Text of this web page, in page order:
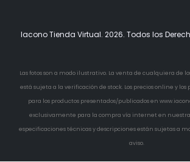
Iacono Tienda Virtual. 2026. Todos los
Las fotos son a modo ilustrativo. La venta de cualquiera de
está sujeta a la verificación de stock. Los precios online y
para los productos presentados/publicados en
exclusivamente para la compra vía internet en
especificaciones técnicas y descripciones están sujetas a
aviso.